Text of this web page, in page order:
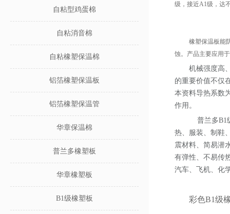
自粘型鸡蛋棉
自粘消音棉
自粘橡塑保温棉
铝箔橡塑保温板
铝箔橡塑保温管
华章保温棉
普兰多橡塑板
华章橡塑板
B1级橡塑板
级，接近A1级，达
橡塑保温板能
蚀。产品主要应用
机械强度高
的重要价值不仅
本资料导热系数
作用。
普兰多B1
热、服装、制鞋
震材料、简易潜
有弹性、不易传
汽车、飞机、化
彩色B1级